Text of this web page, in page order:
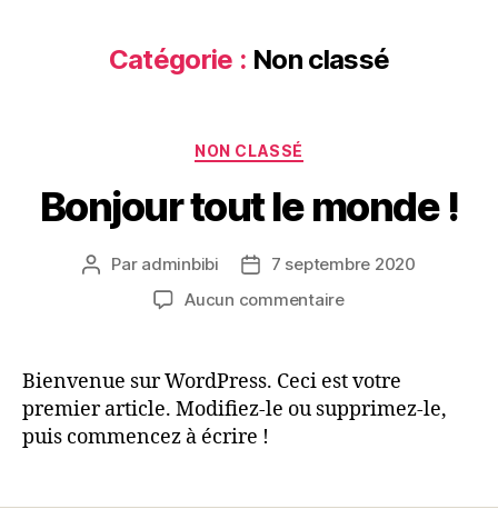
Catégorie : Non classé
NON CLASSÉ
Bonjour tout le monde !
Par adminbibi
7 septembre 2020
Aucun commentaire
Bienvenue sur WordPress. Ceci est votre
premier article. Modifiez-le ou supprimez-le,
puis commencez à écrire !